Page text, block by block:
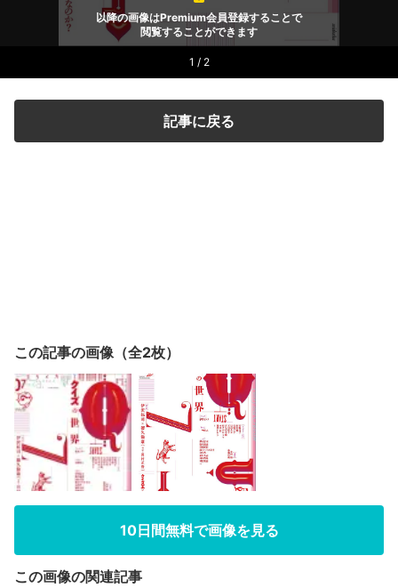
以降の画像はPremium会員登録することで
閲覧することができます
1 / 2
記事に戻る
この記事の画像（全2枚）
10日間無料で画像を見る
この画像の関連記事